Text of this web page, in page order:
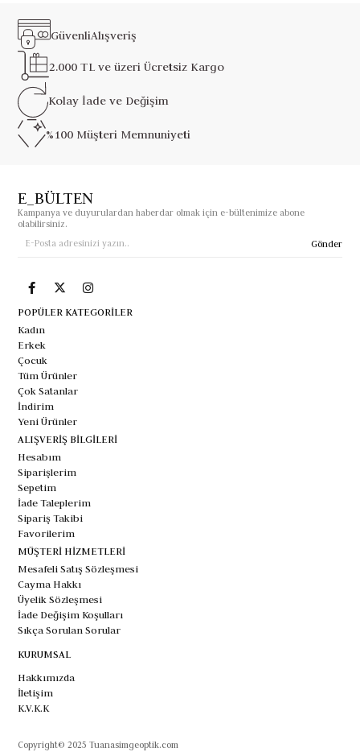
GüvenliAlışveriş
2.000 TL ve üzeriÜcretsiz Kargo
Kolay İade ve Değişim
%100 Müşteri Memnuniyeti
E_BÜLTEN
Kampanya ve duyurulardan haberdar olmak için e-bültenimize abone
olabilirsiniz.
Gönder
POPÜLER KATEGORİLER
Kadın
Erkek
Çocuk
Tüm Ürünler
Çok Satanlar
İndirim
Yeni Ürünler
ALIŞVERİŞ BİLGİLERİ
Hesabım
Siparişlerim
Sepetim
İade Taleplerim
Sipariş Takibi
Favorilerim
MÜŞTERİ HİZMETLERİ
Mesafeli Satış Sözleşmesi
Cayma Hakkı
Üyelik Sözleşmesi
İade Değişim Koşulları
Sıkça Sorulan Sorular
KURUMSAL
Hakkımızda
İletişim
K.V.K.K
Copyright© 2025 Tuanasimgeoptik.com